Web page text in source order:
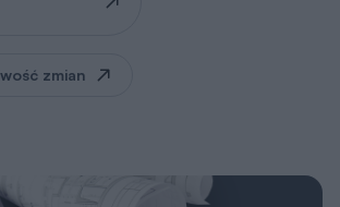
zmian